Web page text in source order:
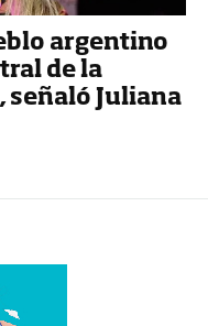
argentino
de la
señaló Juliana